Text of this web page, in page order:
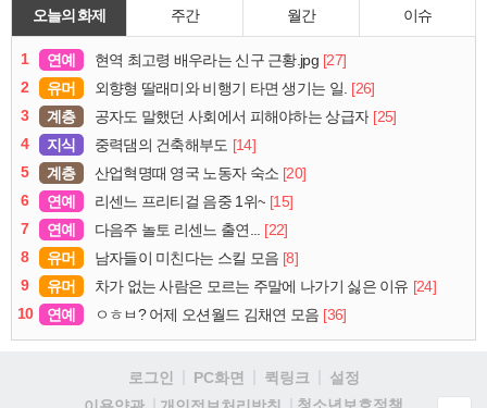
오늘의 화제 주간 월간 이슈
1 연예 현역 최고령 배우라는 신구 근황.jpg [27]
2
유머 외향형 딸래미와 비행기 타면 생기는 일. [26]
3
계층 공자도 말했던 사회에서 피해야하는 상급자 [25]
4
지식 중력댐의 건축해부도 [14]
5
계층 산업혁명때 영국 노동자 숙소 [20]
6
연예 리센느 프리티걸 음중 1위~ [15]
7
연예 다음주 놀토 리센느 출연...
[22]
8
유머 남자들이 미친다는 스킬 모음 [8]
9
유머 차가 없는 사람은 모르는 주말에 나가기 싫은 이유 [24]
10
연예 ㅇㅎㅂ? 어제 오션월드 김채연 모음 [36]
로그인 PC화면 퀵링크
설정